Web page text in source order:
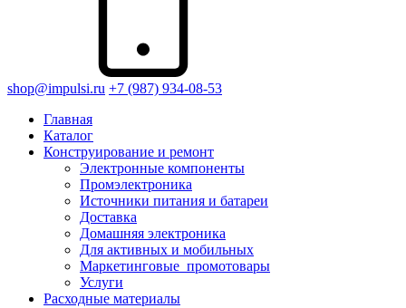
shop@impulsi.ru +7 (987) 934-08-53
Главная
Каталог
Конструирование и ремонт
Электронные компоненты
Промэлектроника
Источники питания и батареи
Доставка
Домашняя электроника
Для активных и мобильных
Маркетинговые_промотовары
Услуги
Расходные материалы